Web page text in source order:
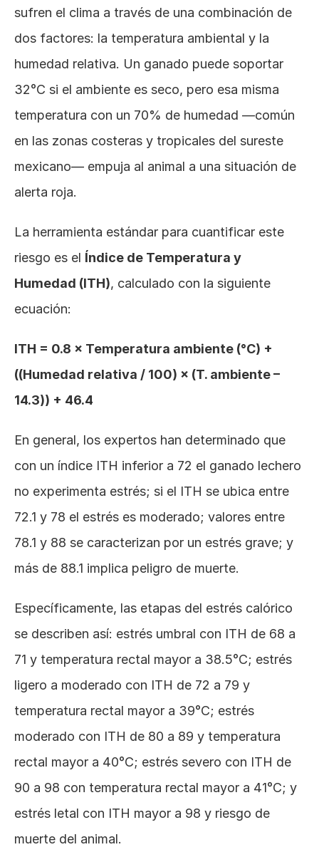
sufren el clima a través de una combinación de
dos factores: la temperatura ambiental y la
humedad relativa. Un ganado puede soportar
32°C si el ambiente es seco, pero esa misma
temperatura con un 70% de humedad —común
en las zonas costeras y tropicales del sureste
mexicano— empuja al animal a una situación de
alerta roja.
La herramienta estándar para cuantificar este
riesgo es el Índice de Temperatura y
Humedad (ITH), calculado con la siguiente
ecuación:
ITH = 0.8 × Temperatura ambiente (°C) +
((Humedad relativa / 100) × (T. ambiente –
14.3)) + 46.4
En general, los expertos han determinado que
con un índice ITH inferior a 72 el ganado lechero
no experimenta estrés; si el ITH se ubica entre
72.1 y 78 el estrés es moderado; valores entre
78.1 y 88 se caracterizan por un estrés grave; y
más de 88.1 implica peligro de muerte.
Específicamente, las etapas del estrés calórico
se describen así: estrés umbral con ITH de 68 a
71 y temperatura rectal mayor a 38.5°C; estrés
ligero a moderado con ITH de 72 a 79 y
temperatura rectal mayor a 39°C; estrés
moderado con ITH de 80 a 89 y temperatura
rectal mayor a 40°C; estrés severo con ITH de
90 a 98 con temperatura rectal mayor a 41°C; y
estrés letal con ITH mayor a 98 y riesgo de
muerte del animal.